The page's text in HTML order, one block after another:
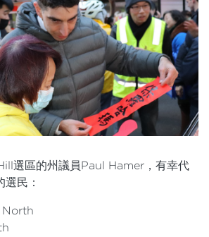
Support
News
中文
Get In Touch
選區的州議員Paul Hamer，有幸代
民：